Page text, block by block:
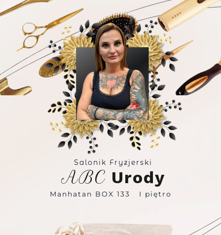
ABC Urody
Salonik Fryzjerski
Manhatan BOX 133 I piętro